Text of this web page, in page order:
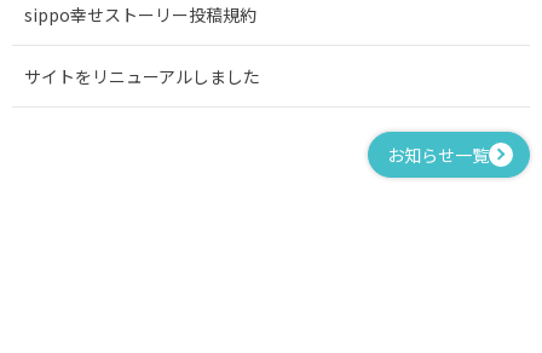
sippo幸せストーリー投稿規約
サイトをリニューアルしました
お知らせ一覧